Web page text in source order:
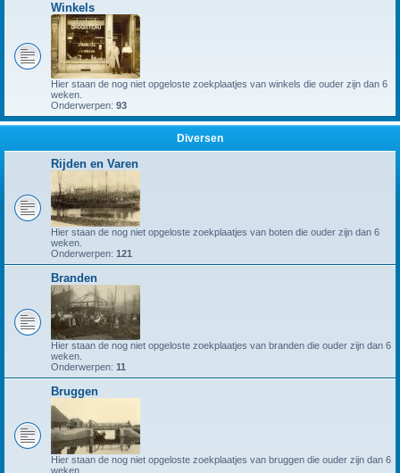
Winkels
Hier staan de nog niet opgeloste zoekplaatjes van winkels die ouder zijn dan 6
weken.
Onderwerpen: 93
Diversen
Rijden en Varen
Hier staan de nog niet opgeloste zoekplaatjes van boten die ouder zijn dan 6
weken.
Onderwerpen: 121
Branden
Hier staan de nog niet opgeloste zoekplaatjes van branden die ouder zijn dan 6
weken.
Onderwerpen: 11
Bruggen
Hier staan de nog niet opgeloste zoekplaatjes van bruggen die ouder zijn dan 6
weken.